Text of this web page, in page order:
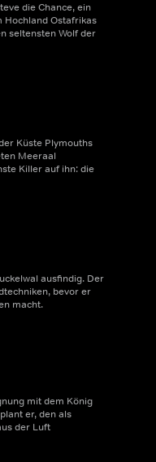
die Chance, ein
Hochland Ostafrikas
seltensten Wolf der
Küste Plymouths
Meeraal
Killer auf ihn: die
ausfindig. Der
bevor er
macht.
mit dem König
er, den als
der Luft